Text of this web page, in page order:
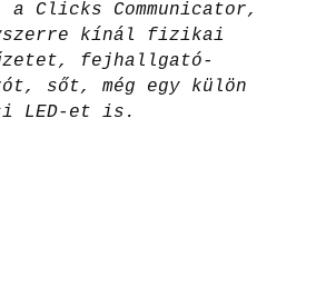
a Clicks Communicator,
kínál fizikai
fejhallgató-
sőt, még egy külön
LED-et is.